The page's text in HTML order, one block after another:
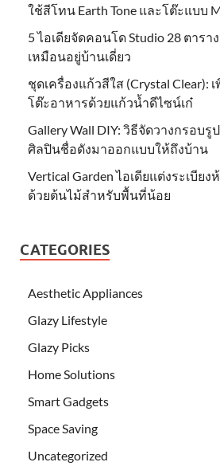
ใช้สีโทน Earth Tone และโต๊ะแบบ
5 ไอเดียจัดคอนโด Studio 28 ตารา
เหมือนอยู่บ้านเดี่ยว
ชุดเครื่องแก้วสีใส (Crystal Clear):
โต๊ะอาหารด้วยแก้วน้ำดีไซน์เก๋
Gallery Wall DIY: วิธีจัดวางกรอบ
ศิลปินชื่อดังมาออกแบบให้ถึงบ้าน
Vertical Garden ไอเดียแต่งระเบีย
ด้วยต้นไม้สำหรับพื้นที่น้อย
CATEGORIES
Aesthetic Appliances
Glazy Lifestyle
Glazy Picks
Home Solutions
Smart Gadgets
Space Saving
Uncategorized